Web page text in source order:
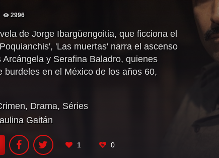
2996
de Jorge Ibargüengoitia, que ficciona el
'Las muertas' narra el ascenso
y Serafina Baladro, quienes
burdeles en el México de los años 60,
, Drama, Séries
Gaitán
1 0